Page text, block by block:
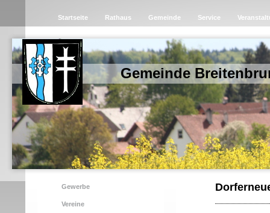
Startseite Rathaus Gemeinde Service
Gemeinde
Gewerbe
Vereine